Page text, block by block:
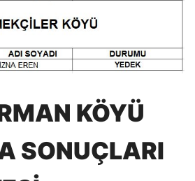
KÖYÜ
SONUÇLARI